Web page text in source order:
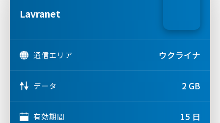
Lavranet
通信エリア ウクライナ
データ 2 GB
有効期間 15 日